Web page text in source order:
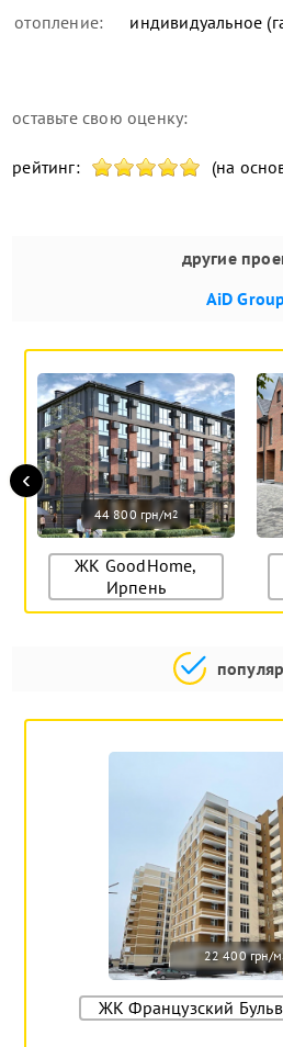
отопление: индивидуальное
оставьте свою оценку:
рейтинг: (на
другие
AiD Group
44 800 грн/м2
ЖК GoodHome,
Ирпень
‹
22 400 грн/м
ЖК Французский